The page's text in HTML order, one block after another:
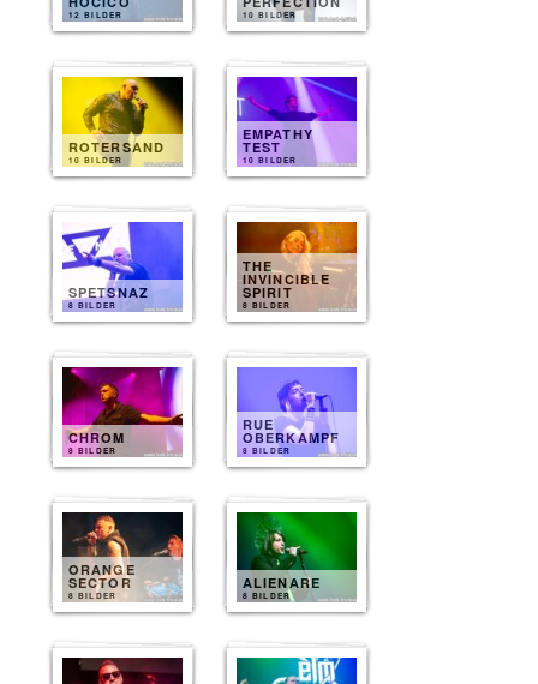
12 BILDER 10 BILDER
ROTERSAND
10 BILDER
EMPATHY
TEST
10 BILDER
SPETSNAZ
8 BILDER
THE
INVINCIBLE
SPIRIT
8 BILDER
CHROM
8 BILDER
RUE
OBERKAMPF
8 BILDER
ORANGE
SECTOR
8 BILDER
ALIENARE
8 BILDER